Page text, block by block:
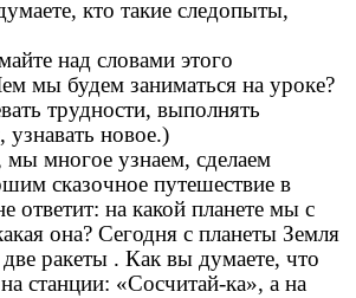
кто такие следопыты,
над словами этого
мы будем заниматься на уроке?
трудности, выполнять
новое.)
мы многое узнаем, сделаем
сказочное путешествие в
ответит: на какой планете мы с
она? Сегодня с планеты Земля
две ракеты . Как вы думаете, что
станции: «Сосчитай-ка», а на